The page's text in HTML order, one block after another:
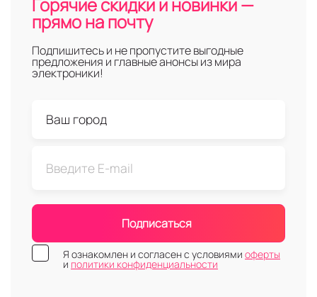
Горячие скидки и новинки —
прямо на почту
Подпишитесь и не пропустите выгодные
предложения и главные анонсы из мира
электроники!
Подписаться
Я ознакомлен и согласен с условиями оферты
и политики конфиденциальности